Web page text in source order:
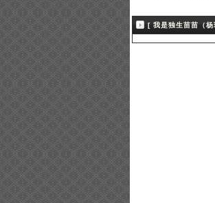
[ 我是独生苗苗（杨